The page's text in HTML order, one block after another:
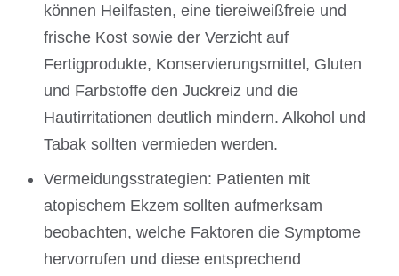
können Heilfasten, eine tiereiweißfreie und
frische Kost sowie der Verzicht auf
Fertigprodukte, Konservierungsmittel, Gluten
und Farbstoffe den Juckreiz und die
Hautirritationen deutlich mindern. Alkohol und
Tabak sollten vermieden werden.
Vermeidungsstrategien: Patienten mit
atopischem Ekzem sollten aufmerksam
beobachten, welche Faktoren die Symptome
hervorrufen und diese entsprechend